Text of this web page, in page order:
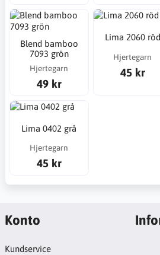
Blend bamboo
7093 grön
Hjertegarn
49 kr
Lima 2060 röd
Hjertegarn
45 kr
Lima 0402 grå
Hjertegarn
45 kr
Konto
Kundservice